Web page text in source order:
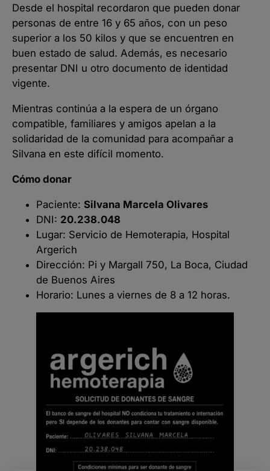
Desde el hospital recordaron que pueden donar
personas de entre 16 y 65 años, con un peso
superior a los 50 kilos y que se encuentren en
buen estado de salud. Además, es necesario
presentar DNI u otro documento de identidad
vigente.
Mientras continúa a la espera de un órgano
compatible, familiares y amigos apelan a la
solidaridad de la comunidad para acompañar a
Silvana en este difícil momento.
Cómo donar
Paciente: Silvana Marcela Olivares
DNI: 20.238.048
Lugar: Servicio de Hemoterapia, Hospital
Argerich
Dirección: Pi y Margall 750, La Boca, Ciudad
de Buenos Aires
Horario: Lunes a viernes de 8 a 12 horas.